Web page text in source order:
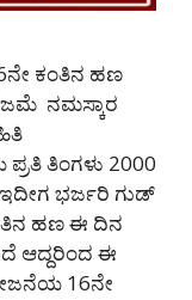
ಕಂತಿನ ಹಣ
ಜಮೆ ನಮಸ್ಕಾರ
ತಿಂಗಳು 2000
ಭರ್ಜರಿ ಗುಡ್
ಹಣ ಈ ದಿನ
ಆದ್ದರಿಂದ ಈ
16ನೇ